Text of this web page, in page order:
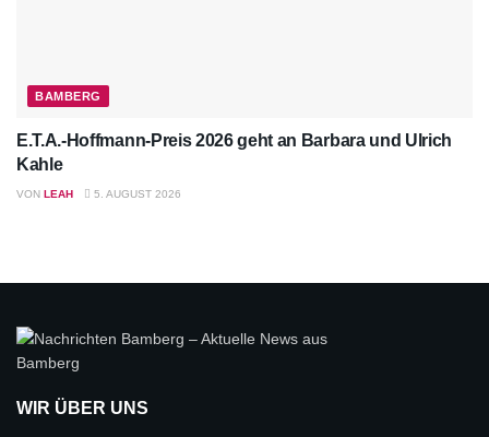
BAMBERG
E.T.A.-Hoffmann-Preis 2026 geht an Barbara und Ulrich
Kahle
VON LEAH 5. AUGUST 2026
WIR ÜBER UNS